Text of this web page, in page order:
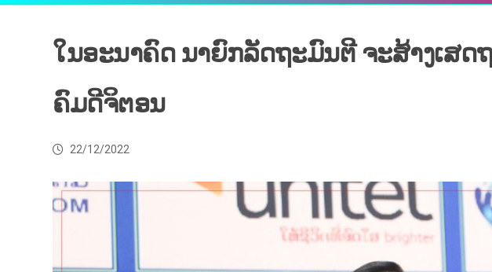
ໃນອະນາຄົດ ນາຍົກລັດຖະມົນຕີ ຈະສ້າງເສດ
ຄົມດີຈິຕອນ
22/12/2022